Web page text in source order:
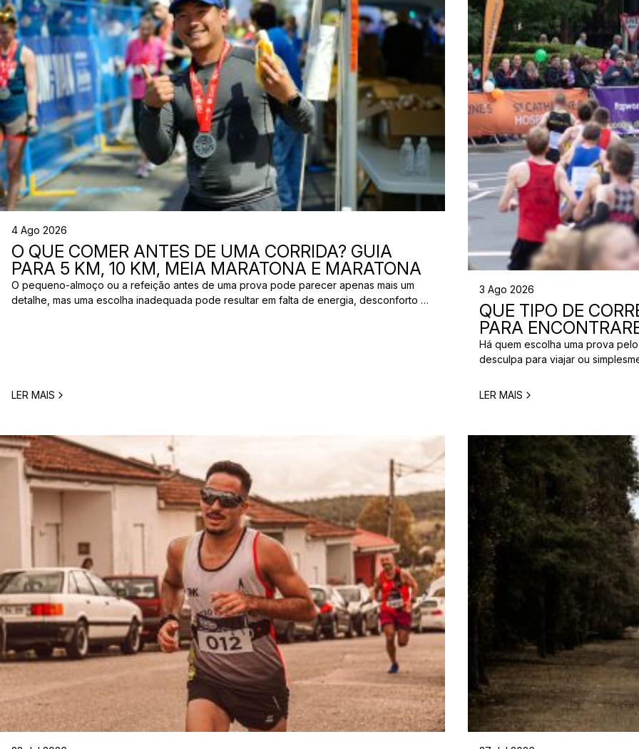
4 Ago 2026
O QUE COMER ANTES DE UMA CORRIDA? GUIA
PARA 5 KM, 10 KM, MEIA MARATONA E MARATONA
O pequeno-almoço ou a refeição antes de uma prova pode parecer apenas mais um
detalhe, mas uma escolha inadequada pode resultar em falta de energia, desconforto no
LER MAIS
3 Ago 2026
QUE TIPO DE
PARA
Há quem escolha uma prova
desculpa para viajar ou
perfeita para um corredor pode
LER MAIS